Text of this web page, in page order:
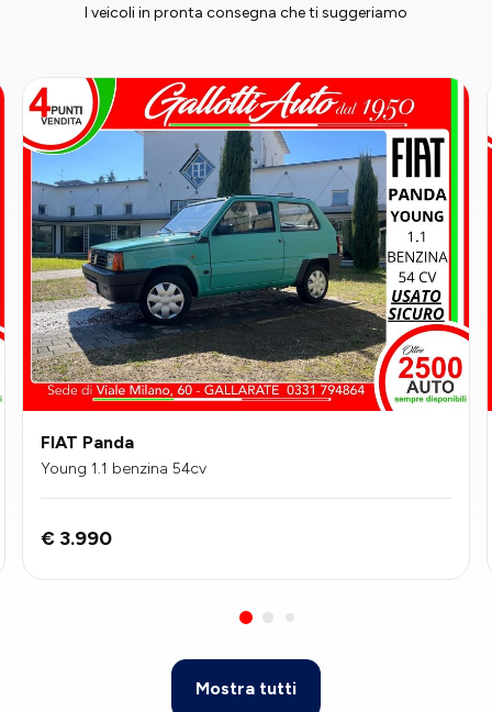
I veicoli in pronta consegna che ti suggeriamo
FIAT Panda
Young 1.1 benzina 54cv
€ 3.990
Mostra tutti